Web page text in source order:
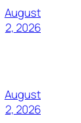
August
2, 2026
August
2, 2026